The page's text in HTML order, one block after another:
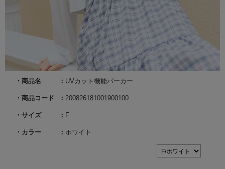
商品名 UVカット機能パーカー
商品コード 200826181001900100
サイズ F
カラー ホワイト